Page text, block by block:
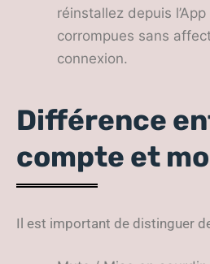
réinstallez depuis
corrompues sans
connexion.
Différence
compte et
Il est important de distinguer